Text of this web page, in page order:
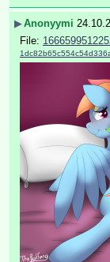
▶Anonyymi
File: